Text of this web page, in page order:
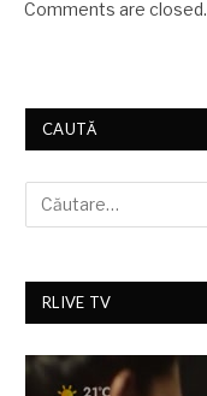
Comments are closed.
CAUTĂ
RLIVE TV